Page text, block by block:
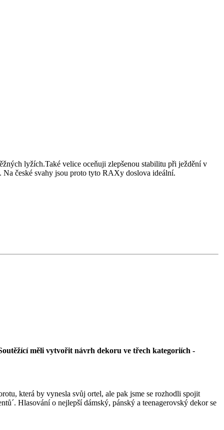
lyžích.Také velice oceňuji zlepšenou stabilitu při ježdění v
české svahy jsou proto tyto RAXy doslova ideální.
měli vytvořit návrh dekoru ve třech kategoriích -
která by vynesla svůj ortel, ale pak jsme se rozhodli spojit
Hlasování o nejlepší dámský, pánský a teenagerovský dekor se